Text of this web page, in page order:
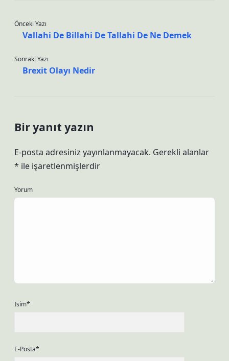
Önceki Yazı
Vallahi De Billahi De Tallahi De Ne Demek
Sonraki Yazı
Brexit Olayı Nedir
Bir yanıt yazın
E-posta adresiniz yayınlanmayacak. Gerekli alanlar
* ile işaretlenmişlerdir
Yorum
İsim*
E-Posta*